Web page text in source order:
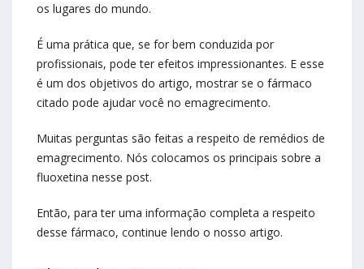
os lugares do mundo.
É uma prática que, se for bem conduzida por
profissionais, pode ter efeitos impressionantes. E esse
é um dos objetivos do artigo, mostrar se o fármaco
citado pode ajudar você no emagrecimento.
Muitas perguntas são feitas a respeito de remédios de
emagrecimento. Nós colocamos os principais sobre a
fluoxetina nesse post.
Então, para ter uma informação completa a respeito
desse fármaco, continue lendo o nosso artigo.